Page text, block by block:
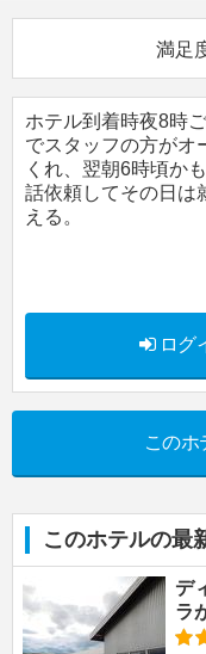
満足
ホテル到着時夜8時
でスタッフの方がオ
くれ、翌朝6時頃か
話依頼してその日は
える。
ログ
このホ
このホテルの最
デ
ラ